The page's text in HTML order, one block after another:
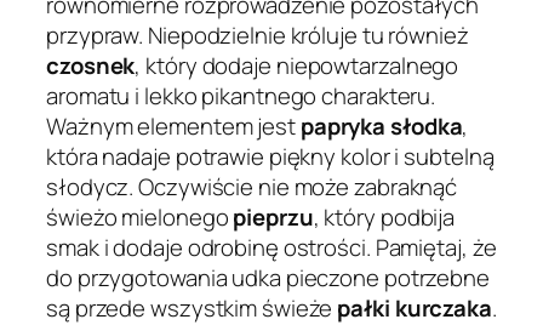
przypraw. Niepodzielnie króluje tu również
czosnek, który dodaje niepowtarzalnego
aromatu i lekko pikantnego charakteru.
Ważnym elementem jestpapryka słodka,
która nadaje potrawie piękny kolor i subtelną
słodycz. Oczywiście nie może zabraknąć
świeżo mielonegopieprzu, który podbija
smak i dodaje odrobinę ostrości. Pamiętaj, że
do przygotowania udka pieczone potrzebne
są przede wszystkim świeże pałki kurczaka.